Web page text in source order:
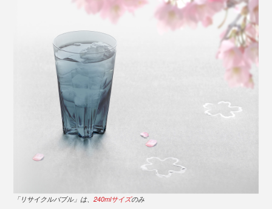
「リサイクルバブル」は、240mlサイズのみ